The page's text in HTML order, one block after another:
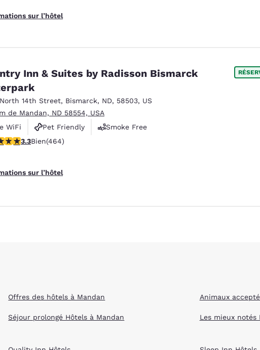
sur l’hôtel
Inn & Suites by Radisson Bismarck
14th Street, Bismarck, ND, 58503, US
de Mandan, ND 58554, USA
WiFi
Pet Friendly
Smoke Free
Bien. 464 commentaires
3.3Bien(464)
sur l’hôtel
Offres des hôtels à Mandan
Séjour prolongé Hôtels à Mandan
Animaux
Les mieux notés